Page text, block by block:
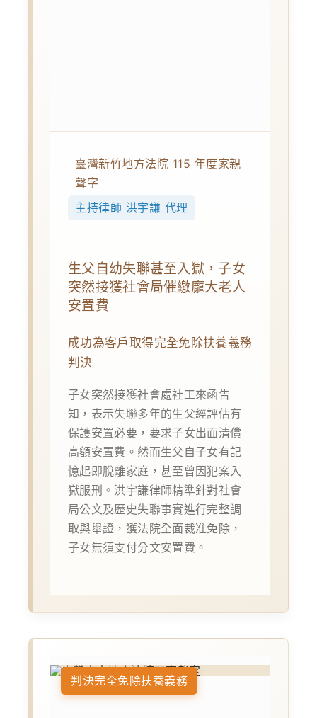
臺灣新竹地方法院 115 年度家親
聲字
主持律師 洪宇謙 代理
生父自幼失聯甚至入獄，子女
突然接獲社會局催繳龐大老人
安置費
成功為客戶取得完全免除扶養義務
判決
子女突然接獲社會處社工來函告
知，表示失聯多年的生父經評估有
保護安置必要，要求子女出面清償
高額安置費。然而生父自子女有記
憶起即脫離家庭，甚至曾因犯案入
獄服刑。洪宇謙律師精準針對社會
局公文及歷史失聯事實進行完整調
取與舉證，獲法院全面裁准免除，
子女無須支付分文安置費。
判決完全免除扶養義務